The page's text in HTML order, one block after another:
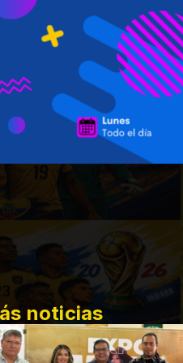
noticias